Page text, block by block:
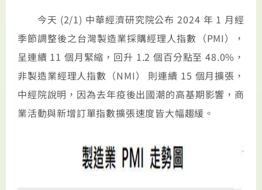
今天 (2/1) 中華經濟研究院公布 2024 年 1 月經
季節調整後之台灣製造業採購經理人指數（PMI），
呈連續 11 個月緊縮，回升 1.2 個百分點至 48.0%，
非製造業經理人指數（NMI） 則連續 15 個月擴張，
中經院說明，因為去年疫後出國潮的高基期影響，商
業活動與新增訂單指數擴張速度皆大幅趨緩。